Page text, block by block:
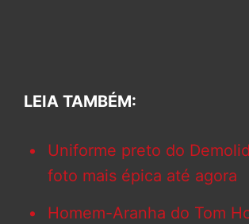
LEIA TAMBÉM:
Uniforme preto do
foto mais épica até agora
Homem-Aranha do Tom